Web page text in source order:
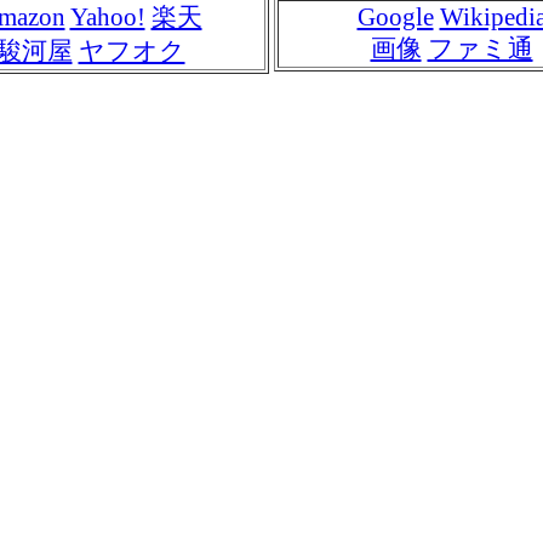
Yahoo! 楽天
河屋 ヤフオク
Google
画像 ファミ通